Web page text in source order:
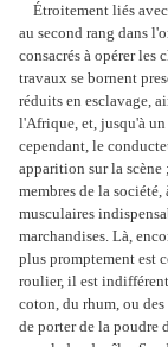
Étroitement liés
au second rang dans
consacrés à opérer les
travaux se bornent
réduits en esclavage,
l'Afrique, et, jusqu'à un
cependant, le
apparition sur la
membres de la
musculaires
marchandises. Là,
plus promptement est
roulier, il est
coton, du rhum, ou
de porter de la poudre